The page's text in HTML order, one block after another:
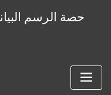
حصة الرسم